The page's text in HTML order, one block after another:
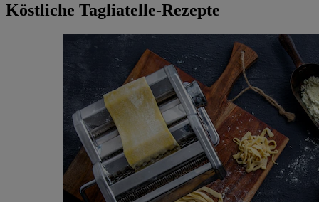
Köstliche Tagliatelle-Rezepte